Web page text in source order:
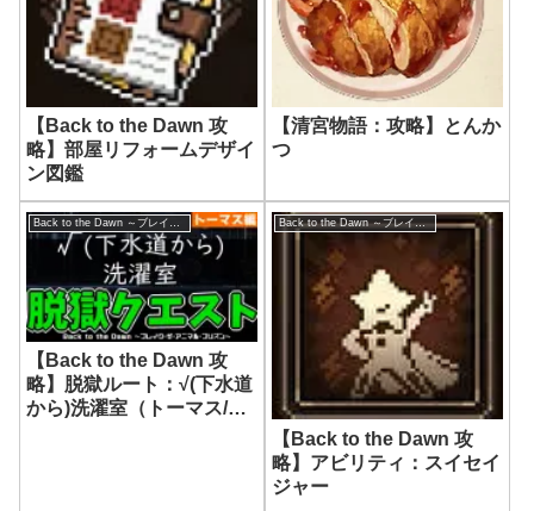
【Back to the Dawn 攻
略】部屋リフォームデザイ
ン図鑑
【清宮物語：攻略】とんか
つ
【Back to the Dawn 攻
略】脱獄ルート：√(下水道
から)洗濯室（トーマス/ボ
Back to the Dawn ～ブレイク･ザ･アニマル･プリズン～
【Back to the Dawn 攻
略】アビリティ：スイセイ
ジャー